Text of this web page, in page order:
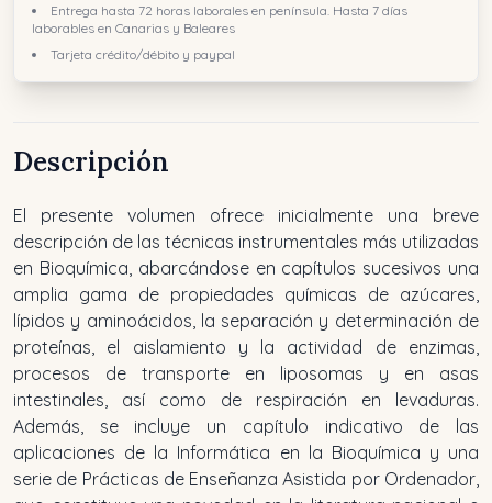
Entrega hasta 72 horas laborales en península. Hasta 7 días
laborables en Canarias y Baleares
Tarjeta crédito/débito y paypal
Descripción
El presente volumen ofrece inicialmente una breve
descripción de las técnicas instrumentales más utilizadas
en Bioquímica, abarcándose en capítulos sucesivos una
amplia gama de propiedades químicas de azúcares,
lípidos y aminoácidos, la separación y determinación de
proteínas, el aislamiento y la actividad de enzimas,
procesos de transporte en liposomas y en asas
intestinales, así como de respiración en levaduras.
Además, se incluye un capítulo indicativo de las
aplicaciones de la Informática en la Bioquímica y una
serie de Prácticas de Enseñanza Asistida por Ordenador,